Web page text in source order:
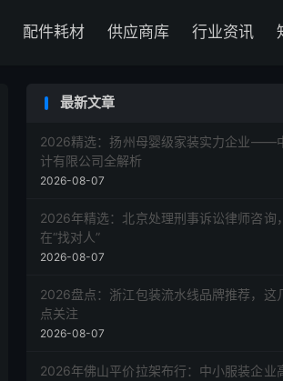
配件耗材 供应商库 行业资讯
最新文章
2026精选：扬州母婴级家装实力企业——
计有限公司全解析
2026-08-07
2026年精选：北京处理刑事诉讼律师咨询
在“找对人”
2026-08-07
2026盘点：浙江包装流水线品牌推荐，这
点关注
2026-08-07
2026年佛山平价拉架布行：中小服装企业